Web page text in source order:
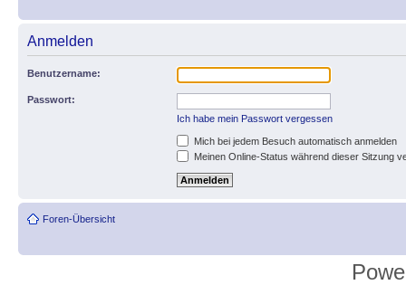
Anmelden
Benutzername:
Passwort:
Ich habe mein Passwort vergessen
Mich bei jedem Besuch automatisch anmelden
Meinen Online-Status während dieser Sitzung
Foren-Übersicht